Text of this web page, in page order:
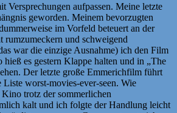
Versprechungen aufpassen. Meine letzte
geworden. Meinem bevorzugten
im Vorfeld beteuert an der
rumzumeckern und schweigend
war die einzige Ausnahme) ich den Film
hieß es gestern Klappe halten und in „The
Der letzte große Emmerichfilm führt
Liste worst-movies-ever-seen. Wie
trotz der sommerlichen
kalt und ich folgte der Handlung leicht